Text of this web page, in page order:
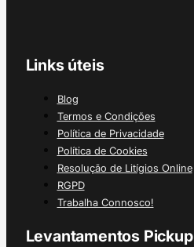
Links úteis
Blog
Termos e Condições
Política de Privacidade
Política de Cookies
Resolução de Litígios Online
RGPD
Trabalha Connosco!
Levantamentos Pickup